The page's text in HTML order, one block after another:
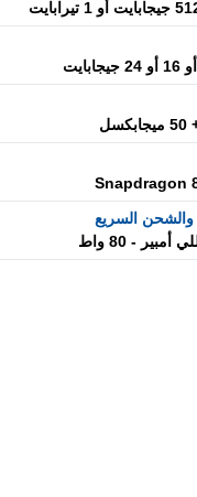
Snapdragon
والشحن السريع